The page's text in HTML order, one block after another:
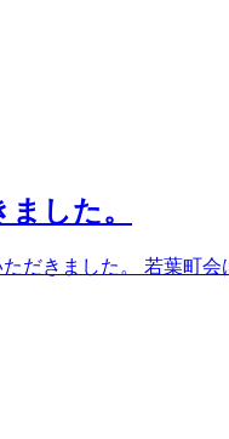
した。
だきました。 若葉町